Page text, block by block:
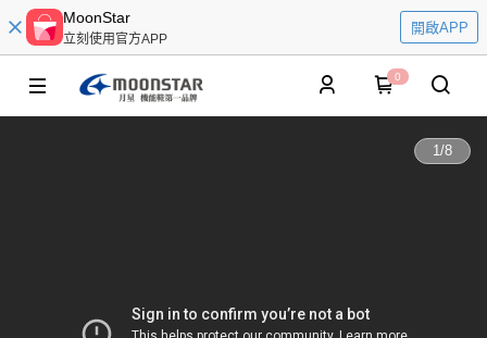
MoonStar
立刻使用官方APP
開啟APP
0
1/8